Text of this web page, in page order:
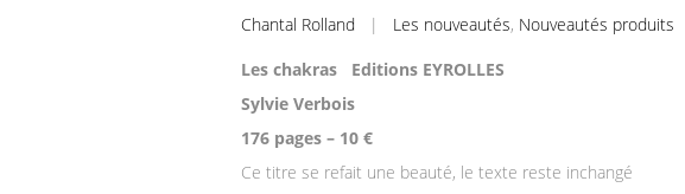
Chantal Rolland | Les nouveautés, Nouveautés produits
Les chakras Editions EYROLLES
Sylvie Verbois
176 pages – 10 €
Ce titre se refait une beauté, le texte reste inchangé